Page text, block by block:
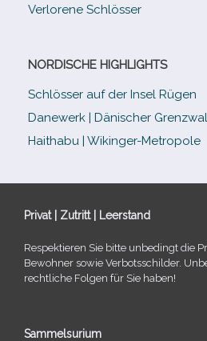
Verlorene Schlösser
NORDISCHE HIGHLIGHTS
Schlösser auf der Insel Rügen
Danewerk | Dänischer
Haithabu | Wikinger-Metropole
Privat | Zutritt | Leerstand
Respektieren Sie bitte unbe­dingt die
Bewohner sowie Verbotsschilder.
recht­li­che Folgen für Sie haben!
Sammelsurium